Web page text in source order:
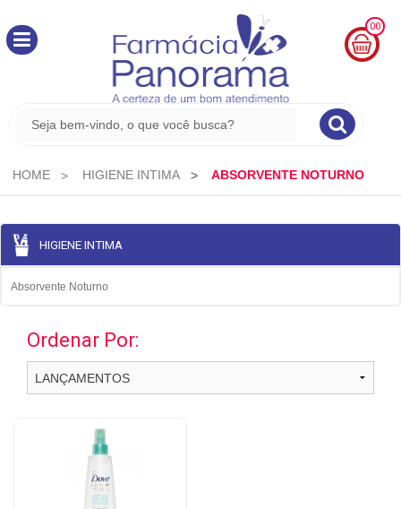
00
0,00
HOME HIGIENE INTIMA ABSORVENTE NOTURNO
HIGIENE INTIMA
Absorvente Noturno
Ordenar Por: